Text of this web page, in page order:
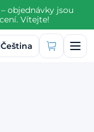
objednávky jsou
Vítejte!
jazyk
Čeština